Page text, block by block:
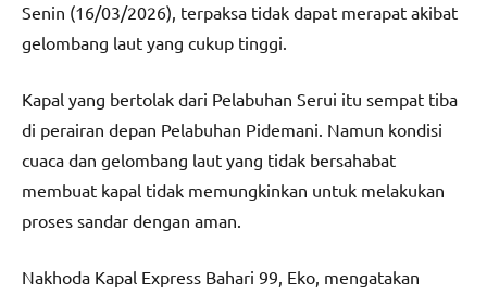
Senin (16/03/2026), terpaksa tidak dapat merapat akibat
gelombang laut yang cukup tinggi.
Kapal yang bertolak dari Pelabuhan Serui itu sempat tiba
di perairan depan Pelabuhan Pidemani. Namun kondisi
cuaca dan gelombang laut yang tidak bersahabat
membuat kapal tidak memungkinkan untuk melakukan
proses sandar dengan aman.
Nakhoda Kapal Express Bahari 99, Eko, mengatakan